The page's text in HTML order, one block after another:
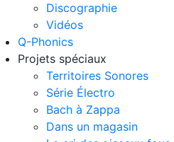
Discographie
Vidéos
Q-Phonics
Projets spéciaux
Territoires Sonores
Série Électro
Bach à Zappa
Dans un magasin